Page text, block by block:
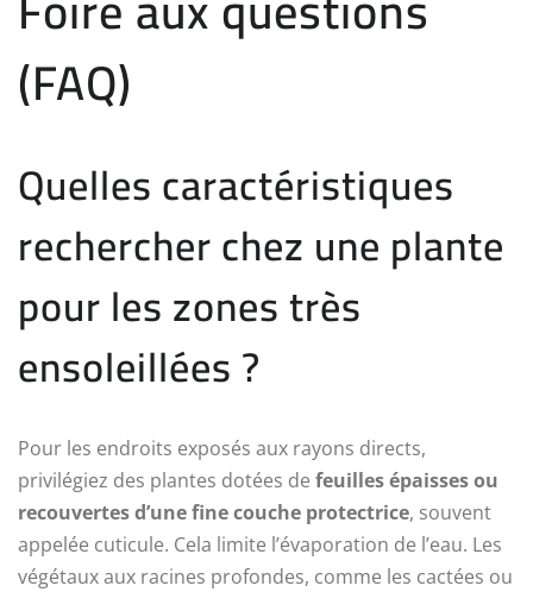
(FAQ)
Quelles caractéristiques
rechercher chez une plante
pour les zones très
ensoleillées ?
Pour les endroits exposés aux rayons directs,
privilégiez des plantes dotées de feuilles épaisses ou
recouvertes d’une fine couche protectrice, souvent
appelée cuticule. Cela limite l’évaporation de l’eau. Les
végétaux aux racines profondes, comme les cactées ou